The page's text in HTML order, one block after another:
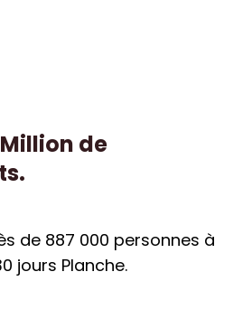
Million de
de 887 000 personnes à
jours Planche.